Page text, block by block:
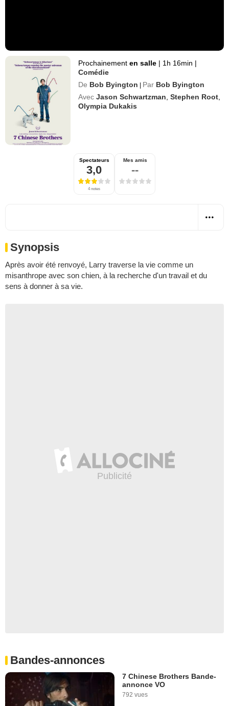
Prochainementen salle | 1h 16min |
Comédie
De Bob Byington | Par Bob Byington
Avec Jason Schwartzman ,Stephen Root
Olympia Dukakis
Spectateurs
3,0
4 notes
Mes amis
--
Synopsis
Après avoir été renvoyé, Larry traverse la vie comme un
misanthrope avec son chien, à la recherche d'un travail et du
sens à donner à sa vie.
Bandes-annonces
7 Chinese Brothers Bande-
annonce VO
792 vues